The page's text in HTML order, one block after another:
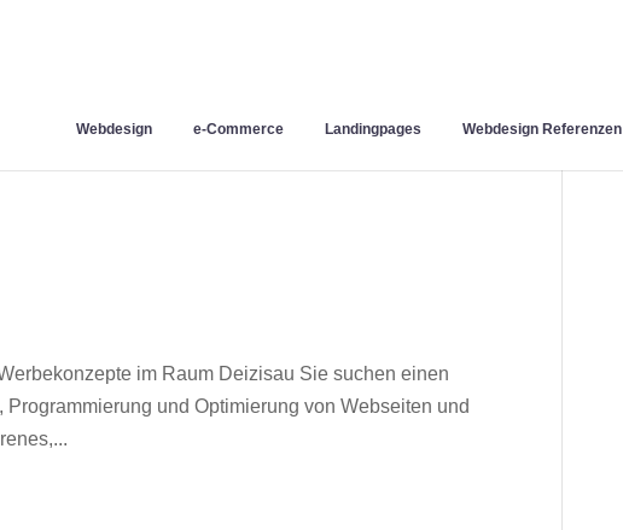
Webdesign e-Commerce Landingpages Webdesign Referenzen
im Raum Deizisau Sie suchen einen
und Optimierung von Webseiten und